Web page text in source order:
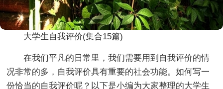
大学生自我评价(集合15篇)
在我们平凡的日常里，我们需要用到自我评价的情
况非常的多，自我评价具有重要的社会功能。如何写一
份恰当的自我评价呢？以下是小编为大家整理的大学生